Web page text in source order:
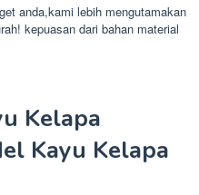
anda,kami lebih mengutamakan
kepuasan dari bahan material
Kelapa
Kayu Kelapa